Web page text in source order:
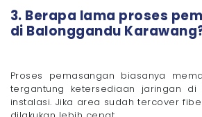
3. Berapa lama proses
di Balonggandu
Proses pemasangan biasanya
tergantung ketersediaan jaringan
instalasi. Jika area sudah tercover